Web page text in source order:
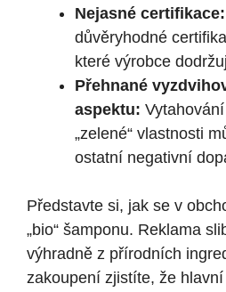
Nejasné certifikace:
důvěryhodné
které výrobce
Přehnané
aspektu:
„zelené“ vlastnosti
ostatní negativní
Představte si, jak se v
„bio“ šamponu. Reklama
výhradně z přírodních
zakoupení zjistíte, že